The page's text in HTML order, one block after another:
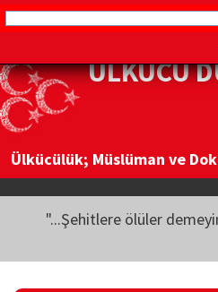
ÜLKÜCÜ
Ülkücülük; Müslüman ve
"...Şehitlere ölüler